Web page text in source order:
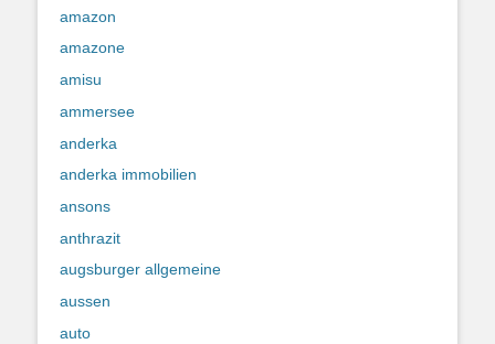
amazon
amazone
amisu
ammersee
anderka
anderka immobilien
ansons
anthrazit
augsburger allgemeine
aussen
auto